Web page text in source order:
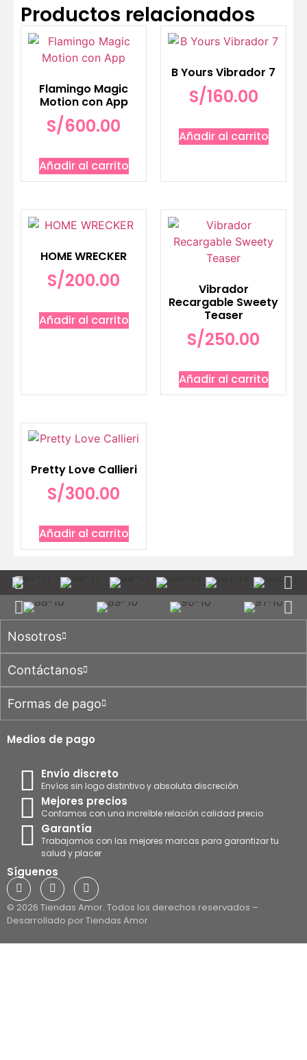
Productos relacionados
Flamingo Magic
Motion con App
S/600.00
Añadir al carrito
B Yours Vibrador 7
S/160.00
Añadir al carrito
HOME WRECKER
S/200.00
Añadir al carrito
Vibrador
Recargable Sweety
Teaser
S/250.00
Añadir al carrito
Pretty Love Callieri
S/300.00
Añadir al carrito
Nosotros
Contáctanos
Formas de pago
Medios de pago
Envío discreto
Envíos sin logo distintivo y absoluta discreción
Mejores precios
Contamos con una increíble relación calidad precio
Garantía
Trabajamos con las mejores marcas para garantizar tu
salud y placer
Síguenos
© 2026 Tiendas Amor. Todos los derechos reservados –
Desarrollado por Tiendas Amor